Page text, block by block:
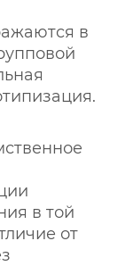
в
в той
от